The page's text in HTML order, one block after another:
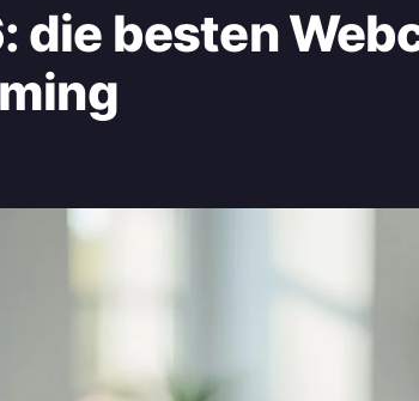
die besten